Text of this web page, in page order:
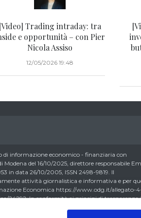
[Video] Trading intraday: tra
e opportunità – con Pier
Nicola Assiso
12/05/2026 19:48
informazione economico - finanziaria con
del 16/10/2025, direttore responsabile
in data 26/10/2005, ISSN 2498-9819. Il
attività giornalistica e informativa e per
Economica https://www.odg.it/allegato-
24292. In conformità ai principi di trasparenza